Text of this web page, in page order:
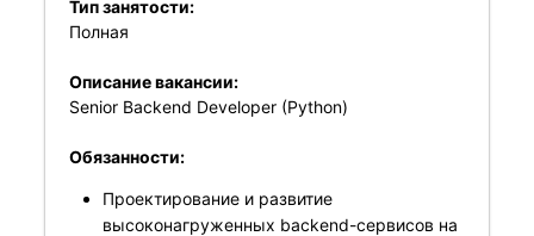
Тип занятости:
Полная
Описание вакансии:
Senior Backend Developer (Python)
Обязанности:
Проектирование и развитие
высоконагруженных backend-сервисов на